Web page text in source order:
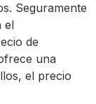
Seguramente
el
de
una
el precio